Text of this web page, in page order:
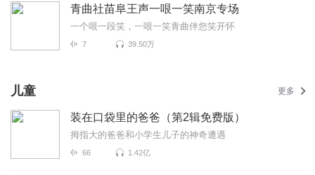
青曲社苗阜王声一哏一笑南京专场
一个哏一段笑，一哏一笑青曲伴您笑开怀
7 39.50万
儿童 更多
装在口袋里的爸爸（第2辑免费版）
拇指大的爸爸和小学生儿子的神奇遭遇
66 1.42亿